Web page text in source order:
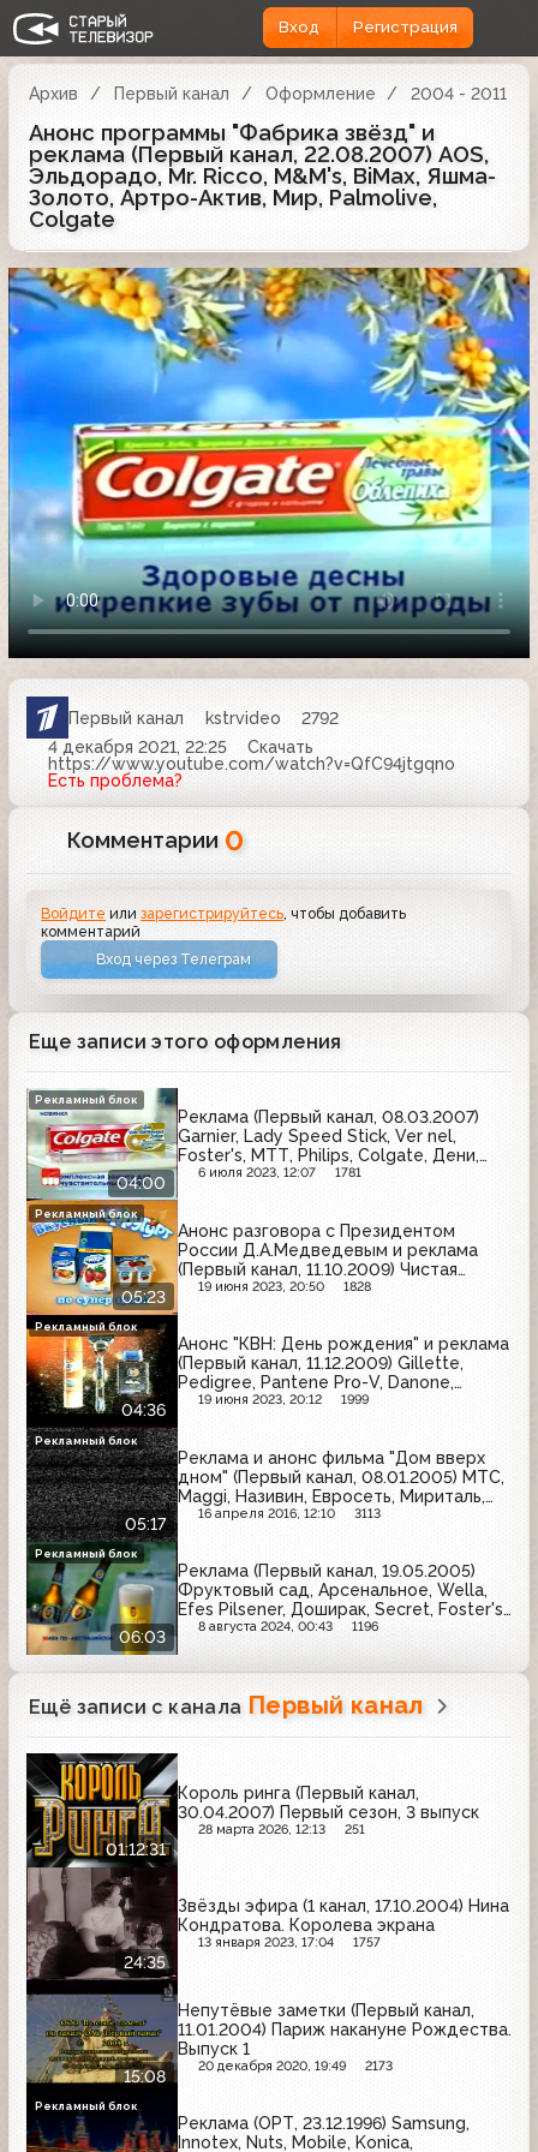
Вход Регистрация
Архив Первый канал Оформление 2004 - 2011
Анонс программы "Фабрика звёзд" и
реклама (Первый канал, 22.08.2007) AOS,
Эльдорадо, Mr. Ricco, M&M's, BiMax, Яшма-
Золото, Артро-Актив, Мир, Palmolive,
Colgate
Первый канал kstrvideo
2792
4 декабря 2021, 22:25
Скачать
https://www.youtube.com/watch?v=QfC94jtgqno
Есть проблема?
Комментарии 0
Войдите илизарегистрируйтесь, чтобы добавить
комментарий
Вход через Телеграм
Еще записи этого оформления
04:00
Реклама (Первый канал, 08.03.2007)
Garnier, Lady Speed Stick, Ver nel,
Foster's, МТТ, Philips, Colgate, Дени,
Nuts
6 июля 2023, 12:07 1781
Рекламный блок
05:23
Анонс разговора с Президентом
России Д.А.Медведевым и реклама
(Первый канал, 11.10.2009) Чистая
линия, Фастум Гель, Hyundai,
Cirque Du Soleil, Riston
19 июня 2023, 20:50 1828
Рекламный блок
04:36
Анонс "КВН: День рождения" и реклама
(Первый канал, 11.12.2009) Gillette,
Pedigree, Pantene Pro-V, Danone,
Calgonit, Camay, Miller, Snickers, Ariel,
19 июня 2023, 20:12 1999
Рекламный блок
05:17
Реклама и анонс фильма "Дом вверх
дном" (Первый канал, 08.01.2005) МТС,
Maggi, Називин, Евросеть, Мириталь,
Rolsen, Duracell, Colgate, Mentos
16 апреля 2016, 12:10 3113
Рекламный блок
06:03
Реклама (Первый канал, 19.05.2005)
Фруктовый сад, Арсенальное, Wella,
Efes Pilsener, Доширак, Secret, Foster's,
Head&Shoulders, Невское,
Minerale, Kronenbourg 1664, Alka-Seltzer
8 августа 2024, 00:43 1196
Рекламный блок
Ещё записи с канала Первый канал
01:12:31
Король ринга (Первый канал,
30.04.2007) Первый сезон, 3 выпуск
28 марта 2026, 12:13 251
24:35
Звёзды эфира (1 канал, 17.10.2004) Нина
Кондратова. Королева экрана
13 января 2023, 17:04 1757
15:08
Непутёвые заметки (Первый канал,
11.01.2004) Париж накануне Рождества.
Выпуск 1
20 декабря 2020, 19:49 2173
Реклама (ОРТ, 23.12.1996) Samsung,
Innotex, Nuts, Mobile, Konica,
Рекламный блок